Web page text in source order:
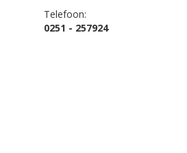
Telefoon:
0251 - 257924